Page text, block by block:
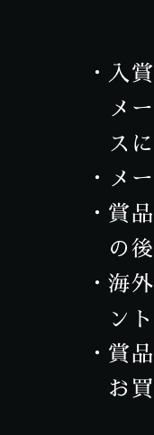
入
メ
ス
メ
賞
の
海
ン
賞
お